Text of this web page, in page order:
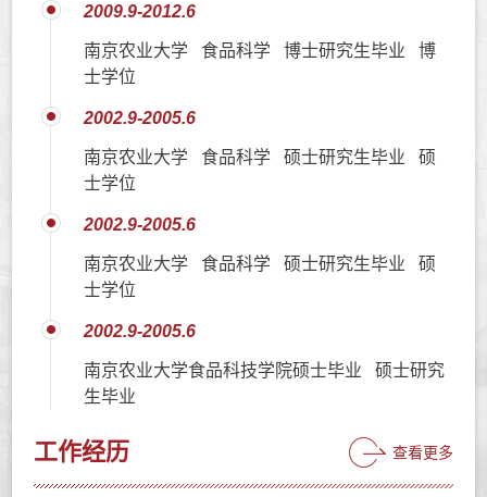
2009.9-2012.6
南京农业大学 食品科学 博士研究生毕业 博
士学位
2002.9-2005.6
南京农业大学 食品科学 硕士研究生毕业 硕
士学位
2002.9-2005.6
南京农业大学 食品科学 硕士研究生毕业 硕
士学位
2002.9-2005.6
南京农业大学食品科技学院硕士毕业 硕士研究
生毕业
工作经历 查看更多